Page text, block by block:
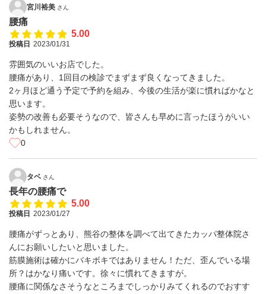
宮川裕美 さん
腰痛
5.00
投稿日 2023/01/31
雰囲気のいいお店でした。
腰痛があり、1回目の検診でまずまず良くなってきました。
2ヶ月ほど通う予定で予約を組み、今後の生活が楽に慣ればかなと
思います。
姿勢の改善も必要そうなので、皆さんも早めに言ったほうがいい
かもしれません。
0
タベ さん
長年の腰痛で
5.00
投稿日 2023/01/27
腰痛がずっとあり、熊谷の整体を調べて出てきたカッパ整体院さ
んにお願いしたいと思いました。
筋膜施術は確かにバキボキではありません！ただ、歪んでいる場
所？はかなり痛いです。徐々に慣れてきますが。
腰痛に関係なさそうなところまでしっかりみてくれるのでおすす